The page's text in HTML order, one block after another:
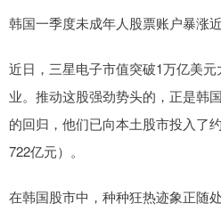
韩国一季度未成年人股票账户暴涨
近日，三星电子市值突破1万亿美
业。推动这股强劲势头的，正是韩
的回归，他们已向本土股市投入了
722亿元）。
在韩国股市中，种种狂热迹象正随